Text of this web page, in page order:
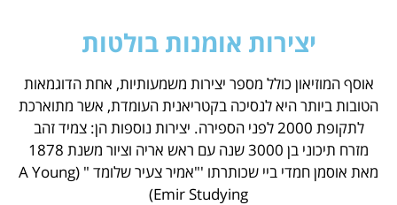
יצירות אומנות בולטות
אוסף המוזיאון כולל מספר יצירות משמעותיות, אחת הדוגמאות
הטובות ביותר היא לנסיכה בקטריאנית העומדת, אשר מתוארכת
לתקופת 2000 לפני הספירה. יצירות נוספות הן: צמיד זהב
מזרח תיכוני בן 3000 שנה עם ראש אריה וציור משנת 1878
מאת אוסמן חמדי ביי שכותרתו '"אמיר צעיר שלומד " (A Young
Emir Studying)